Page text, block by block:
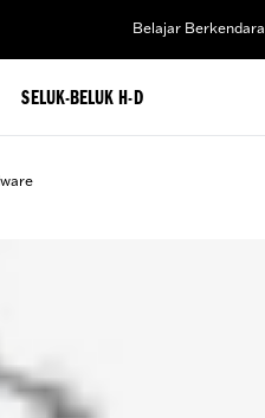
Belajar Berkendara
SELUK-BELUK H-D